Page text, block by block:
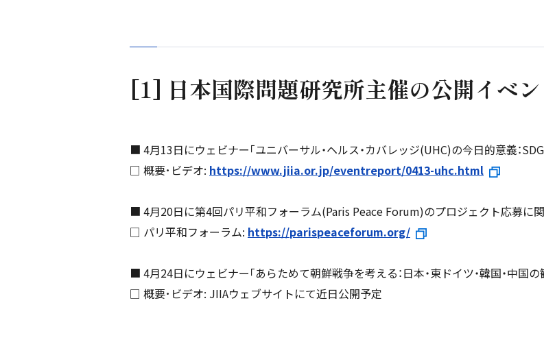
[1] 日本国際問題研究所主催の公開イベン
■ 4月13日にウェビナー｢ユニバーサル・ヘルス・カバレッジ(UHC)の今日的意義：
□ 概要･ビデオ: https://www.jiia.or.jp/eventreport/0413-uhc.html
■ 4月20日に第4回パリ平和フォーラム(Paris Peace Forum)のプロジェクト応募に
□ パリ平和フォーラム: https://parispeaceforum.org/
■ 4月24日にウェビナー｢あらためて朝鮮戦争を考える：日本・東ドイツ・韓国・中国
□ 概要･ビデオ: JIIAウェブサイトにて近日公開予定